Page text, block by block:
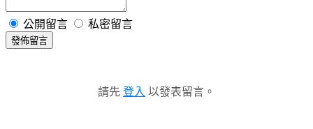
公開留言 私密留言
發佈留言
請先 登入 以發表留言。